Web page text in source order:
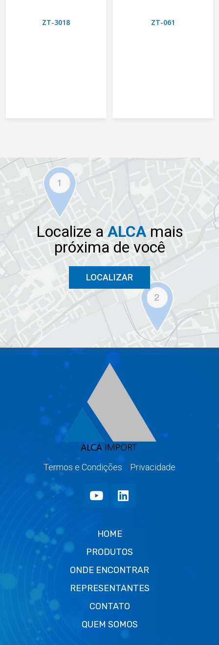
ZT-3018 ZT-061
Localize a ALCAmais
próxima de você
LOCALIZAR
Termos e Condições Privacidade
HOME
PRODUTOS
ONDE ENCONTRAR
REPRESENTANTES
CONTATO
QUEM SOMOS